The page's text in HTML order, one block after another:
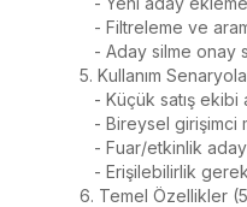
5. Kullanım
6. Temel Özellikler